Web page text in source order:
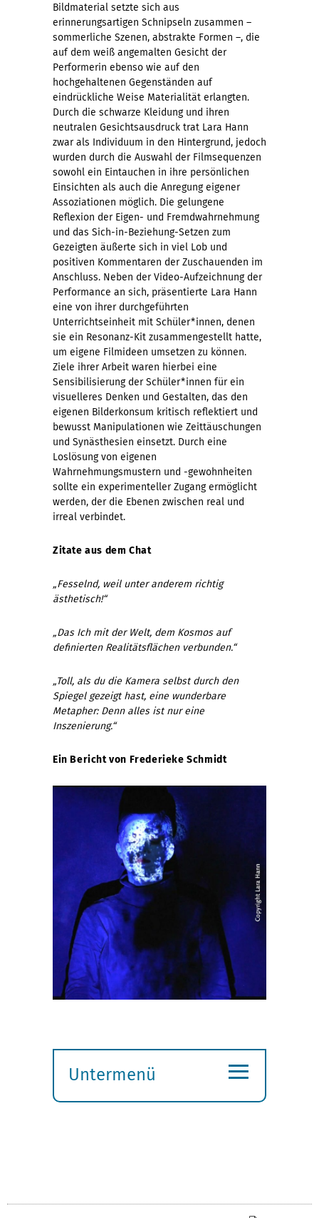
Bildmaterial setzte sich aus
erinnerungsartigen Schnipseln zusammen –
sommerliche Szenen, abstrakte Formen –, die
auf dem weiß angemalten Gesicht der
Performerin ebenso wie auf den
hochgehaltenen Gegenständen auf
eindrückliche Weise Materialität erlangten.
Durch die schwarze Kleidung und ihren
neutralen Gesichtsausdruck trat Lara Hann
zwar als Individuum in den Hintergrund, jedoch
wurden durch die Auswahl der Filmsequenzen
sowohl ein Eintauchen in ihre persönlichen
Einsichten als auch die Anregung eigener
Assoziationen möglich. Die gelungene
Reflexion der Eigen- und Fremdwahrnehmung
und das Sich-in-Beziehung-Setzen zum
Gezeigten äußerte sich in viel Lob und
positiven Kommentaren der Zuschauenden im
Anschluss. Neben der Video-Aufzeichnung der
Performance an sich, präsentierte Lara Hann
eine von ihrer durchgeführten
Unterrichtseinheit mit Schüler*innen, denen
sie ein Resonanz-Kit zusammengestellt hatte,
um eigene Filmideen umsetzen zu können.
Ziele ihrer Arbeit waren hierbei eine
Sensibilisierung der Schüler*innen für ein
visuelleres Denken und Gestalten, das den
eigenen Bilderkonsum kritisch reflektiert und
bewusst Manipulationen wie Zeittäuschungen
und Synästhesien einsetzt. Durch eine
Loslösung von eigenen
Wahrnehmungsmustern und -gewohnheiten
sollte ein experimenteller Zugang ermöglicht
werden, der die Ebenen zwischen real und
irreal verbindet.
Zitate aus dem Chat
„Fesselnd, weil unter anderem richtig
ästhetisch!“
„Das Ich mit der Welt, dem Kosmos auf
definierten Realitätsflächen verbunden.“
„Toll, als du die Kamera selbst durch den
Spiegel gezeigt hast, eine wunderbare
Metapher: Denn alles ist nur eine
Inszenierung.“
Ein Bericht von Frederieke Schmidt
Untermenü
≡